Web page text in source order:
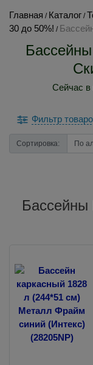
Главная / Каталог /
30 до 50%! /
Сейчас в
Фильтр
Сортировка: